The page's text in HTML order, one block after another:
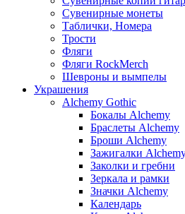
Сувенирные монеты
Таблички, Номера
Трости
Фляги
Фляги RockMerch
Шевроны и вымпелы
Украшения
Alchemy Gothic
Бокалы Alchemy
Браслеты Alchemy
Броши Alchemy
Зажигалки
Заколки и гребни
Зеркала и рамки
Значки Alchemy
Календарь